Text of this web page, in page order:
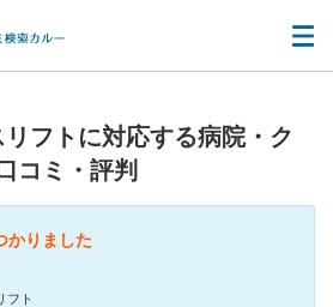
フトに対応する病院・ク
口コミ・評判
かりました
フト